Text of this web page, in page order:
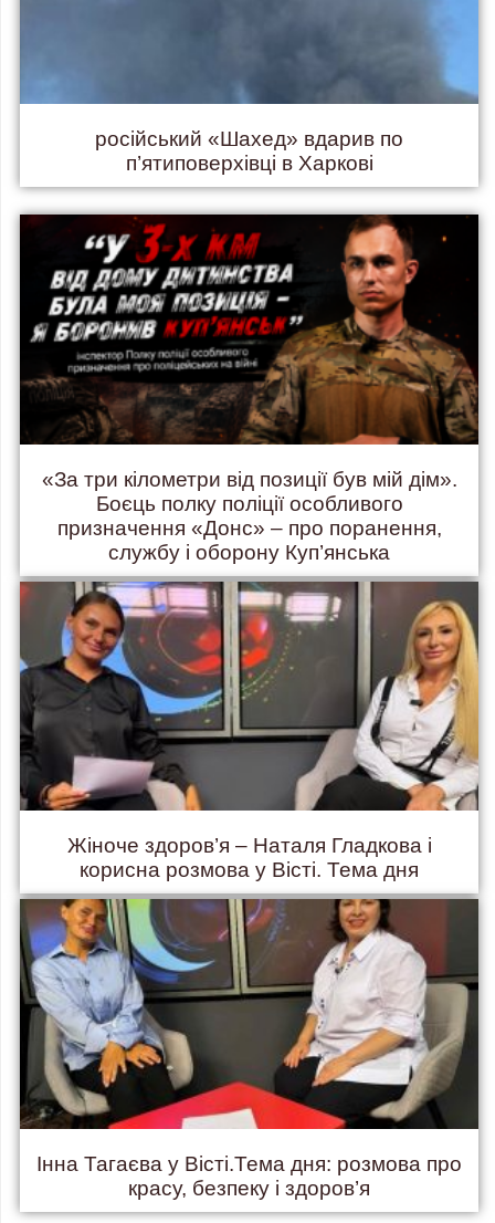
російський «Шахед» вдарив по
п’ятиповерхівці в Харкові
«За три кілометри від позиції був мій дім».
Боєць полку поліції особливого
призначення «Донс» – про поранення,
службу і оборону Куп’янська
Жіноче здоров’я – Наталя Гладкова і
корисна розмова у Вісті. Тема дня
Інна Тагаєва у Вісті.Тема дня: розмова про
красу, безпеку і здоров’я